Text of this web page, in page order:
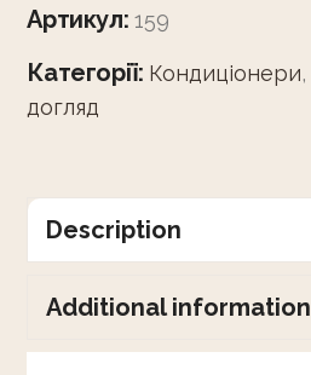
Артикул: 159
Категорії: Кондиціонери,
догляд
Description
Additional information